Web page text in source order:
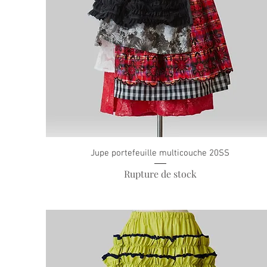
Jupe portefeuille multicouche 20SS
Rupture de stock